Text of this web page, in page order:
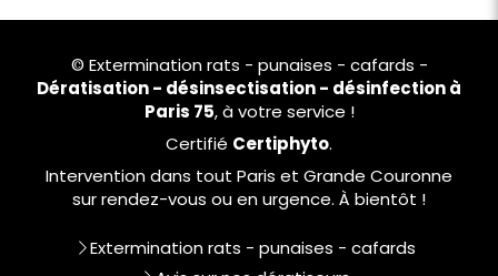
© Extermination rats - punaises - cafards -
Dératisation - désinsectisation - désinfection à
Paris 75, à votre service !
Certifié Certiphyto.
Intervention dans tout Paris et Grande Couronne
sur rendez-vous ou en urgence. À bientôt !
Extermination rats - punaises - cafards